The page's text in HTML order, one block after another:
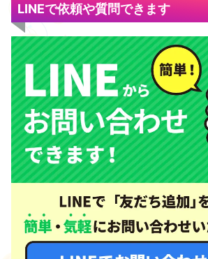
LINEで依頼や質問できます